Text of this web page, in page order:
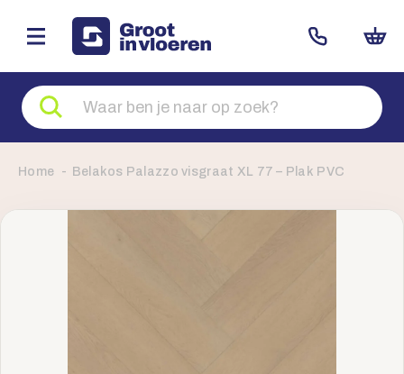
Zoeken
naar
producten
Home Belakos Palazzo visgraat XL 77 – Plak PVC